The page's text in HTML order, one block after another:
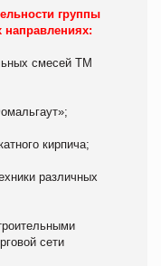
группы
смесей ТМ
кирпича;
различных
сети